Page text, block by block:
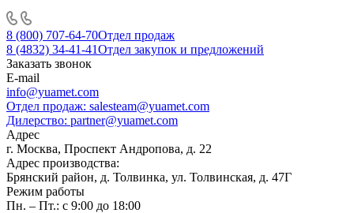
8 (800) 707-64-70Отдел продаж
8 (4832) 34-41-41Отдел закупок и предложений
Заказать звонок
E-mail
info@yuamet.com
Отдел продаж: salesteam@yuamet.com
Дилерство: partner@yuamet.com
Адрес
г. Москва, Проспект Андропова, д. 22
Адрес производства:
Брянский район, д. Толвинка, ул. Толвинская, д. 47Г
Режим работы
Пн. – Пт.: с 9:00 до 18:00